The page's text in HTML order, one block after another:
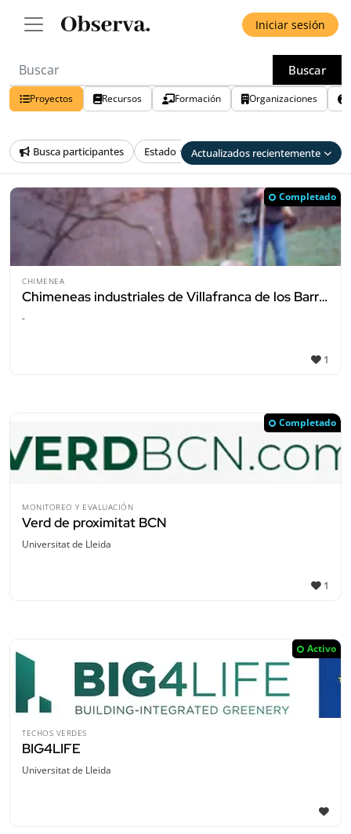
Iniciar sesión
Buscar
Proyectos Recursos Formación Organizaciones
Busca participantes Estado País Provincia
Actualizados recientemente
Completado
CHIMENEA
Chimeneas industriales de Villafranca de los Barros
-
1
Completado
MONITOREO Y EVALUACIÓN
Verd de proximitat BCN
Universitat de Lleida
1
Activo
TECHOS VERDES
BIG4LIFE
Universitat de Lleida